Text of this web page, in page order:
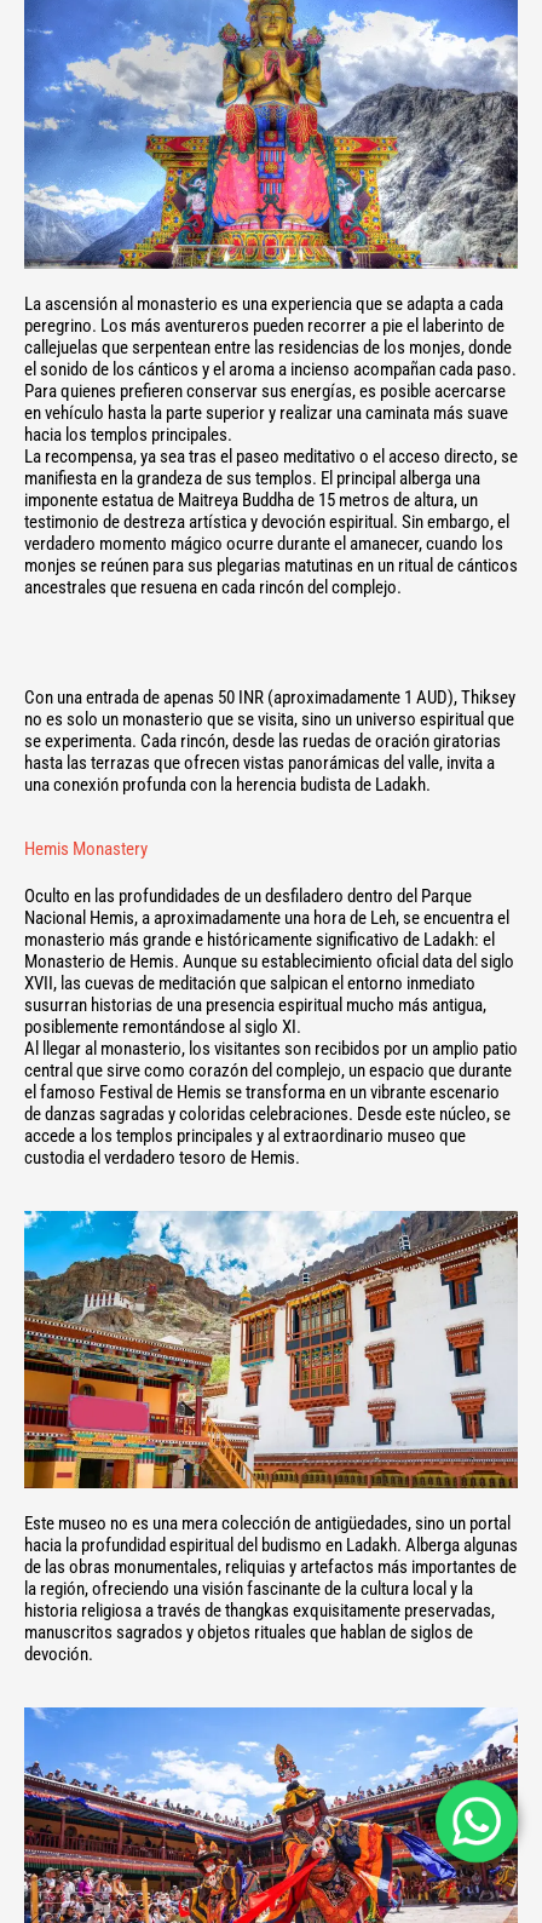
La ascensión al monasterio es una experiencia que se adapta a cada
peregrino. Los más aventureros pueden recorrer a pie el laberinto de
callejuelas que serpentean entre las residencias de los monjes, donde
el sonido de los cánticos y el aroma a incienso acompañan cada paso.
Para quienes prefieren conservar sus energías, es posible acercarse
en vehículo hasta la parte superior y realizar una caminata más suave
hacia los templos principales.
La recompensa, ya sea tras el paseo meditativo o el acceso directo, se
manifiesta en la grandeza de sus templos. El principal alberga una
imponente estatua de Maitreya Buddha de 15 metros de altura, un
testimonio de destreza artística y devoción espiritual. Sin embargo, el
verdadero momento mágico ocurre durante el amanecer, cuando los
monjes se reúnen para sus plegarias matutinas en un ritual de cánticos
ancestrales que resuena en cada rincón del complejo.
Con una entrada de apenas 50 INR (aproximadamente 1 AUD), Thiksey
no es solo un monasterio que se visita, sino un universo espiritual que
se experimenta. Cada rincón, desde las ruedas de oración giratorias
hasta las terrazas que ofrecen vistas panorámicas del valle, invita a
una conexión profunda con la herencia budista de Ladakh.
Hemis Monastery
Oculto en las profundidades de un desfiladero dentro del Parque
Nacional Hemis, a aproximadamente una hora de Leh, se encuentra el
monasterio más grande e históricamente significativo de Ladakh: el
Monasterio de Hemis. Aunque su establecimiento oficial data del siglo
XVII, las cuevas de meditación que salpican el entorno inmediato
susurran historias de una presencia espiritual mucho más antigua,
posiblemente remontándose al siglo XI.
Al llegar al monasterio, los visitantes son recibidos por un amplio patio
central que sirve como corazón del complejo, un espacio que durante
el famoso Festival de Hemis se transforma en un vibrante escenario
de danzas sagradas y coloridas celebraciones. Desde este núcleo, se
accede a los templos principales y al extraordinario museo que
custodia el verdadero tesoro de Hemis.
Este museo no es una mera colección de antigüedades, sino un portal
hacia la profundidad espiritual del budismo en Ladakh. Alberga algunas
de las obras monumentales, reliquias y artefactos más importantes de
la región, ofreciendo una visión fascinante de la cultura local y la
historia religiosa a través de thangkas exquisitamente preservadas,
manuscritos sagrados y objetos rituales que hablan de siglos de
devoción.